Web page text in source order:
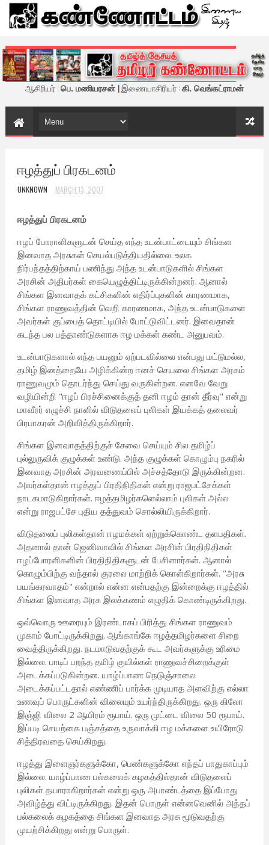
கண்ணோட்டம் - இணைய இதழ்
ஆசிரியர் :பெ. மணியரசன் | இணையாசிரியர் :கி. வெங்கட்ராமன்
ஈழத்துப் பிரகடனம்
UNKNOWN MARCH 13, 2007
ஈழத்துப் பிரகடனம்
ஈழப் போராளிகளுடன் செய்த எந்த உடன்பாட்டையும் சிங்கள
இனவாத அரசுகள் செயல்படுத்தியதில்லை. உலக
நிர்பந்தத்திற்காய் பணிந்து அந்த உடன்பாடுகளில் சிங்கள
அரசின் அதிபர்கள் கையெழுத்திட்டிருக்கின்றனர். ஆனால்
சிங்கள இனவாதக் கட்சிகளின் எதிர்ப்புகளின் காரணமாக,
சிங்கள ராணுவத்தின் வெறி காரணமாக, அந்த உடன்பாடுகளை
அவர்கள் குப்பைத் தொட்டியில் போட்டுவிட்டனர். இவைதான்
கடந்த பல பத்தாண்டுகளாக ஈழ மக்கள் கண்ட அனுபவம்.
உடன்பாடுகளால் எந்த பயனும் ஏற்படவில்லை என்பது மட்டுமல்ல,
தமிழ் இனத்தையே அழிக்கின்ற ஈனச் செயலை சிங்கள அரசும்
ராணுவமும் தொடர்ந்து செய்து வருகின்றன. எனவே வேறு
வழியின்றி "ஈழப் பிரச்சினைக்குத் தனி ஈழம் தான் தீர்வு" என்று
மாவீரர் எழுச்சி நாளில் விடுதலைப் புலிகள் இயக்கத் தலைவர்
பிரபாகரன் அறிவித்திருக்கிறார்.
சிங்கள இனவாதத்திற்குச் சேவை செய்யும் சில தமிழ்ப்
புல்லுருவிக் குழுக்கள் உண்டு. அந்த குழுக்கள் கொழும்பு நகரில்
இனவாத அரசின் அரவணைப்பில் அச்சத்தோடு இருக்கின்றன.
அவர்கள்தான் ஈழத்துப் பிரதிநிதிகள் என்று ராஜபட்சேக்கள்
நாடகமாடுகிறார்கள். ஈழத்தமிழர்களெல்லாம் புலிகள் அல்ல
என்று ராஜபட்சே புதிய தத்துவம் சொல்லியிருக்கிறார்.
விடுதலைப் புலிகள்தான் ஈழமக்கள் ஏற்றுக்கொண்ட தளபதிகள்.
அதனால் தான் ஜெனிவாவில் சிங்கள அரசின் பிரதிநிதிகள்
ஈழப்போரளிகளின் பிரதிநிதிகளுடன் பேசினார்கள். ஆனால்
கொழும்பிற்கு வந்தால் குரலை மாற்றிக் கொள்கிறார்கள். "அரசு
பயங்கரவாதம்" என்றால் என்ன என்பதற்கு இன்றைக்கு ஈழத்தில்
சிங்கள இனவாத அரசு இலக்கணம் எழுதிக் கொண்டிருக்கிறது.
ஒவ்வொரு ஊரையும் இரண்டாகப் பிரித்து சிங்கள ராணுவம்
முகாம் போட்டிருக்கிறது. ஆங்காங்கே ஈழத்தமிழர்களை சிறை
வைத்திருக்கிறது. நடமாடுவதற்குக் கூட அவர்களுக்கு உரிமை
இல்லை. பாடிப் பறந்த தமிழ் குயில்கள் ராணுவச்சிறைக்குள்
அடைக்கப்படுகின்றன. யாழ்ப்பாண நெடுஞ்சாலை
அடைக்கப்பட்டதால் எண்ணிப் பார்க்க முடியாத அளவிற்கு எல்லா
உணவுப் பொருட்களின் விலையும் உயர்ந்திருக்கிறது. ஒரு கிலோ
இஞ்ஜி விலை 2 ஆயிரம் ரூபாய். ஒரு முட்டை விலை 50 ரூபாய்.
இப்படி செயற்கை பஞ்சத்தை உருவாக்கி ஈழ மக்களை உயிரோடு
சித்திரவதை செய்கிறது.
ஈழத்து இளைஞர்களுக்கோ, பெண்களுக்கோ எந்தப் பாதுகாப்பும்
இல்லை. யாழ்ப்பாண பல்கலைக் கழகத்தில்தான் விடுதலைப்
புலிகள் தயாராகிறார்கள் என்று ஒரு அபாண்டத்தை இப்போது
அவிழ்த்து விட்டிருக்கிறது. இதன் பொருள் என்னவெனில் அந்தப்
பல்கலைக் கழகத்தை சிங்கள இனவாத அரசு மூடுவதற்கு
முயற்சிக்கிறது என்று பொருள்.